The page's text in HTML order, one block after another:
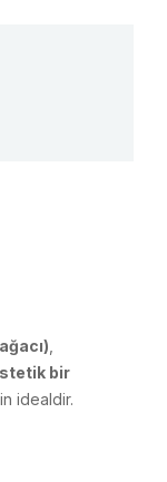
bir
idealdir.